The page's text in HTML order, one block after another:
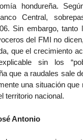
hondureña.
Central,
Sin embargo, tanto
del FMI no
que el crecimiento
sin los
que a raudales sale
una situación que
territorio nacional.
Antonio